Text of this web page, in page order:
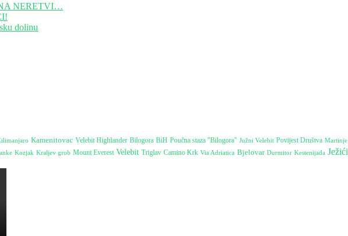
NERETVI…
dolinu
Kamenitovac Velebit Highlander Bilogora BiH Poučna staza "Bilogora" Južni Velebit Povijest Društva Martinje
Kozjak Kraljev grob Mount Everest Velebit Triglav Camino Krk Via Adriatica Bjelovar Durmitor Kestenijada Ježići